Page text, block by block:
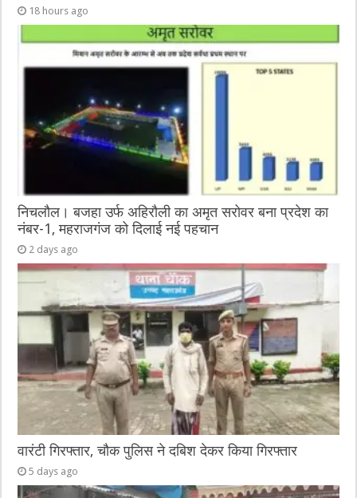
18 hours ago
निचलौल। बजहा उर्फ अहिरौली का अमृत सरोवर बना प्रदेश का
नंबर-1, महराजगंज को दिलाई नई पहचान
2 days ago
वारंटी गिरफ्तार, चौक पुलिस ने दबिश देकर किया गिरफ्तार
5 days ago